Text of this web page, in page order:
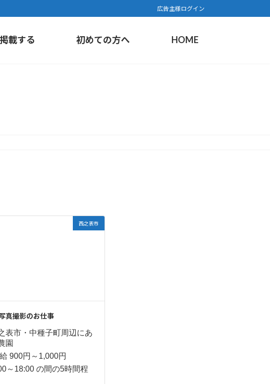
広告主様ログイン
掲載する 初めての方へ HOME
西之表市
真撮影のお仕事
表市・中種子町周辺にあ
園
900円～1,000円
～18:00 の間の5時間程